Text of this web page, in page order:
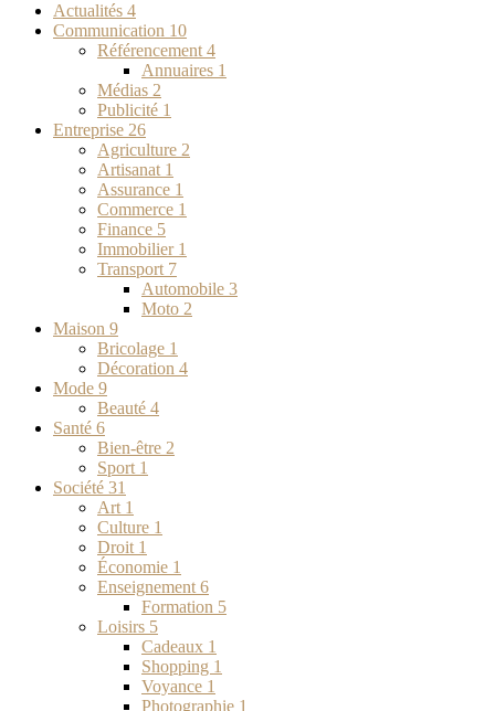
Actualités 4
Communication 10
Référencement4
Annuaires 1
Médias 2
Publicité 1
Entreprise 26
Agriculture 2
Artisanat 1
Assurance 1
Commerce 1
Finance 5
Immobilier 1
Transport 7
Automobile 3
Moto 2
Maison 9
Bricolage 1
Décoration 4
Mode 9
Beauté 4
Santé 6
Bien-être 2
Sport 1
Société 31
Art 1
Culture 1
Droit 1
Économie 1
Enseignement6
Formation 5
Loisirs 5
Cadeaux 1
Shopping 1
Voyance 1
Photographie 1